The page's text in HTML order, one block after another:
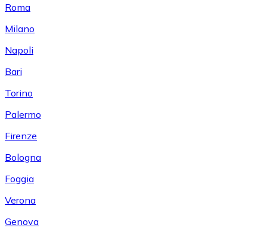
Roma
Milano
Napoli
Bari
Torino
Palermo
Firenze
Bologna
Foggia
Verona
Genova